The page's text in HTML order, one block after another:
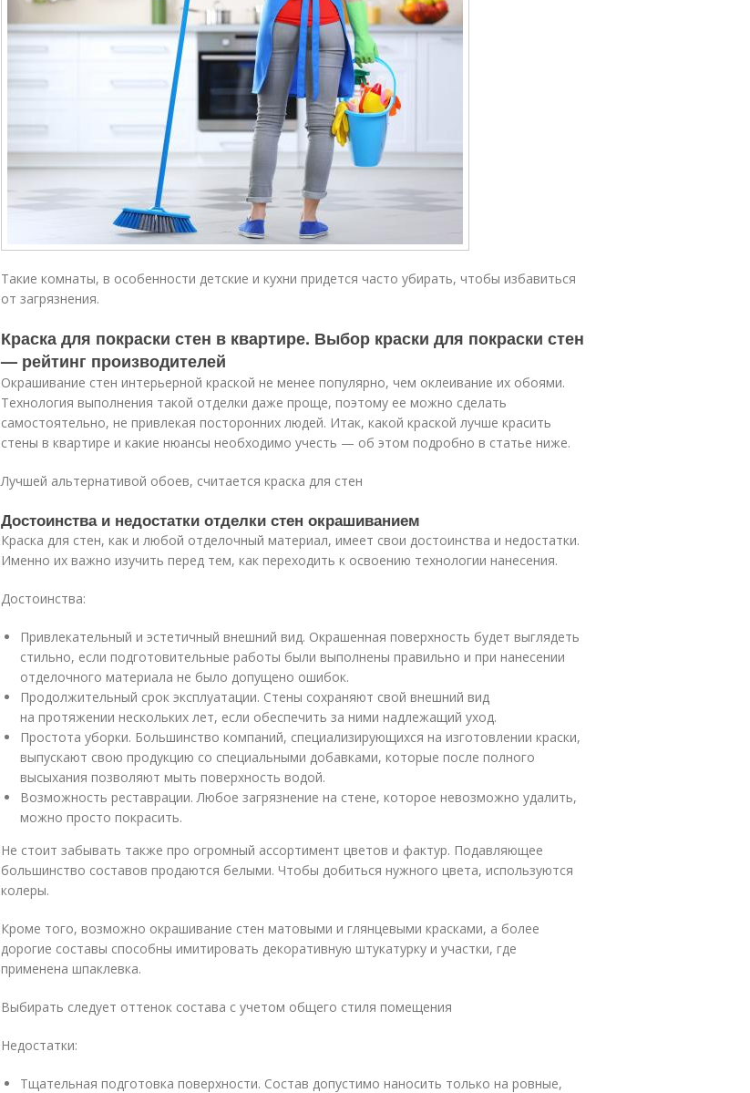
Такие комнаты, в особенности детские и кухни придется часто убирать, чтобы избавиться
от загрязнения.
Краска для покраски стен в квартире. Выбор краски для покраски стен
— рейтинг производителей
Окрашивание стен интерьерной краской не менее популярно, чем оклеивание их обоями.
Технология выполнения такой отделки даже проще, поэтому ее можно сделать
самостоятельно, не привлекая посторонних людей. Итак, какой краской лучше красить
стены в квартире и какие нюансы необходимо учесть — об этом подробно в статье ниже.
Лучшей альтернативой обоев, считается краска для стен
Достоинства и недостатки отделки стен окрашиванием
Краска для стен, как и любой отделочный материал, имеет свои достоинства и недостатки.
Именно их важно изучить перед тем, как переходить к освоению технологии нанесения.
Достоинства:
Привлекательный и эстетичный внешний вид. Окрашенная поверхность будет выглядеть
стильно, если подготовительные работы были выполнены правильно и при нанесении
отделочного материала не было допущено ошибок.
Продолжительный срок эксплуатации. Стены сохраняют свой внешний вид
на протяжении нескольких лет, если обеспечить за ними надлежащий уход.
Простота уборки. Большинство компаний, специализирующихся на изготовлении краски,
выпускают свою продукцию со специальными добавками, которые после полного
высыхания позволяют мыть поверхность водой.
Возможность реставрации. Любое загрязнение на стене, которое невозможно удалить,
можно просто покрасить.
Не стоит забывать также про огромный ассортимент цветов и фактур. Подавляющее
большинство составов продаются белыми. Чтобы добиться нужного цвета, используются
колеры.
Кроме того, возможно окрашивание стен матовыми и глянцевыми красками, а более
дорогие составы способны имитировать декоративную штукатурку и участки, где
применена шпаклевка.
Выбирать следует оттенок состава с учетом общего стиля помещения
Недостатки:
Тщательная подготовка поверхности. Состав допустимо наносить только на ровные,